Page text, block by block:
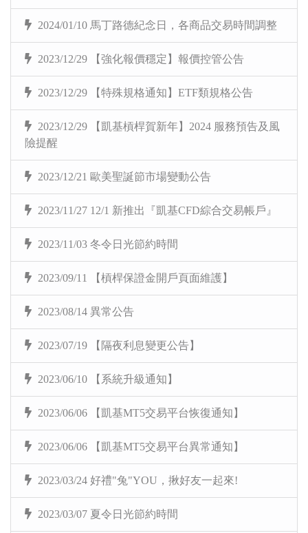
2024/01/10 馬丁路德紀念日，各商品交易時間調整
2023/12/29 【強化報價穩定】報價控管公告
2023/12/29 【特殊規格通知】ETF類規格公告
2023/12/29 【凱基槓桿賀新年】2024 服務預告及風
險提醒
2023/12/21 歐美聖誕節市場變動公告
2023/11/27 12/1 新推出『凱基CFD綜合交易帳戶』
2023/11/03 冬令日光節約時間
2023/09/11 【槓桿保證金開戶頁面維護】
2023/08/14 異常公告
2023/07/19 【隔夜利息變更公告】
2023/06/10 【系統升級通知】
2023/06/06 【凱基MT5交易平台恢復通知】
2023/06/06 【凱基MT5交易平台異常通知】
2023/03/24 好禮"兔"YOU，揪好友一起來!
2023/03/07 夏令日光節約時間